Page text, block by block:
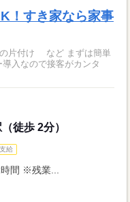
！すき家なら家事
の片付け など まずは簡単
徒歩 2分）
給
間 ※残業...